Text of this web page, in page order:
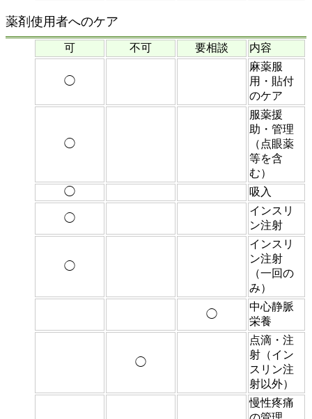
薬剤使用者へのケア
可 不可 要相談 内容
◯
麻薬服
用・貼付
のケア
◯
服薬援
助・管理
（点眼薬
等を含
む）
◯
吸入
◯
インスリ
ン注射
◯
インスリ
ン注射
（一回の
み）
◯
中心静脈
栄養
◯
点滴・注
射（イン
スリン注
射以外）
慢性疼痛